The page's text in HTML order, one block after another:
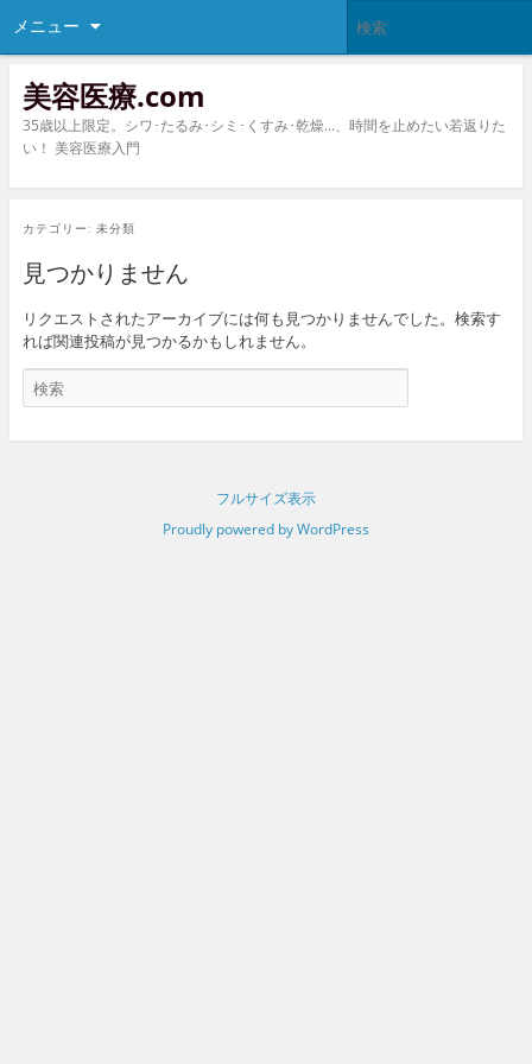
メニュー
美容医療.com
35歳以上限定。シワ･たるみ･シミ･くすみ･乾燥…、時間を止めたい若返りた
い！ 美容医療入門
カテゴリー: 未分類
見つかりません
リクエストされたアーカイブには何も見つかりませんでした。検索す
れば関連投稿が見つかるかもしれません。
フルサイズ表示
Proudly powered by WordPress